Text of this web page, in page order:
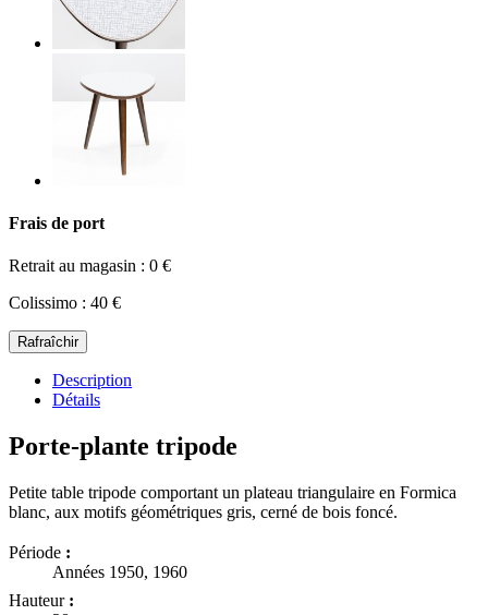
Frais de port
Retrait au magasin : 0 €
Colissimo : 40 €
Description
Détails
Porte-plante tripode
Petite table tripode comportant un plateau triangulaire en Formica
blanc, aux motifs géométriques gris, cerné de bois foncé.
Période :
Années 1950, 1960
Hauteur :